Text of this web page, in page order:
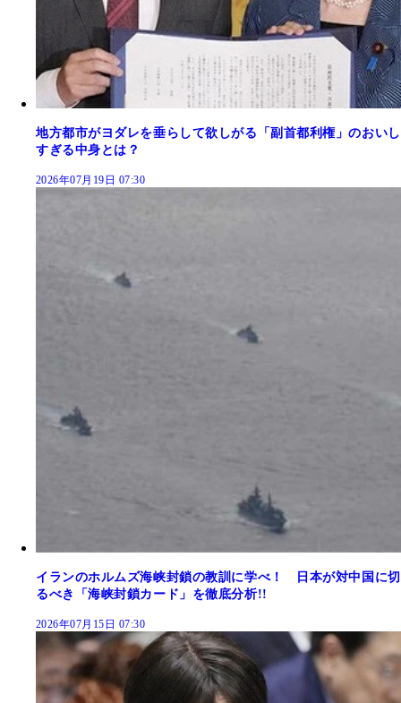
地方都市がヨダレを垂らして欲しがる「副首都利権」のおいし
すぎる中身とは？
2026年07月19日 07:30
イランのホルムズ海峡封鎖の教訓に学べ！ 日本が対中国に切
るべき「海峡封鎖カード」を徹底分析!!
2026年07月15日 07:30